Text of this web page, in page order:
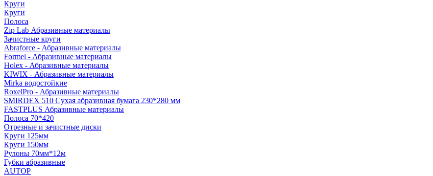
Круги
Круги
Полоса
Zip Lab Абразивные материалы
Зачистные круги
Abraforce - Абразивные материалы
Formel - Абразивные материалы
Holex - Абразивные материалы
KIWIX - Абразивные материалы
Mirka водостойкие
RoxelPro - Абразивные материалы
SMIRDEX 510 Сухая абразивная бумага 230*280 мм
FASTPLUS Абразивные материалы
Полоса 70*420
Отрезные и зачистные диски
Круги 125мм
Круги 150мм
Рулоны 70мм*12м
Губки абразивные
AUTOP